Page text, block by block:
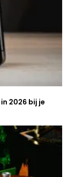
2026 bij je